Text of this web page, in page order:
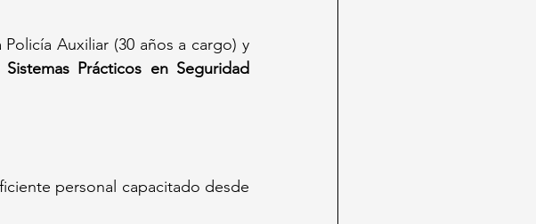
Sistemas Prácticos en Seguridad